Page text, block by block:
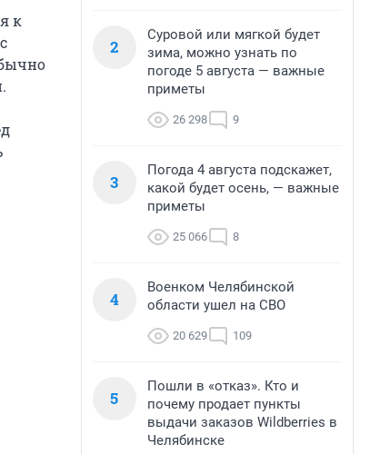
к
2
Суровой или мягкой будет
зима, можно узнать по
погоде 5 августа — важные
приметы
26 298 9
3
Погода 4 августа подскажет,
какой будет осень, — важные
приметы
25 066 8
4
Военком Челябинской
области ушел на СВО
20 629 109
5
Пошли в «отказ». Кто и
почему продает пункты
выдачи заказов Wildberries в
Челябинске